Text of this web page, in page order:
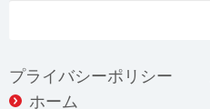
プライバシーポリシー
ホーム